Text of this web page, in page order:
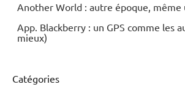
Another World : autre époque, même
App. Blackberry : un GPS comme les
mieux)
Catégories